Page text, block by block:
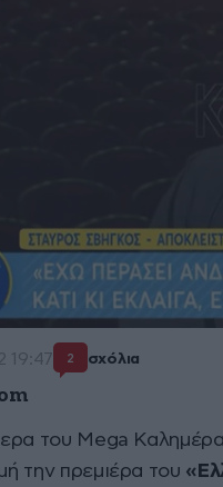
19:47 2 σχόλια
του Mega
την πρεμιέρα του